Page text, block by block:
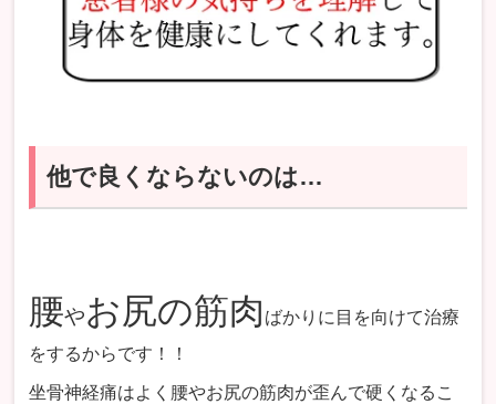
他で良くならないのは…
腰やお尻の筋肉 ばかりに目を向けて治療
をするからです！！
坐骨神経痛はよく腰やお尻の筋肉が歪んで硬くなるこ